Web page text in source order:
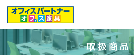
取扱商品